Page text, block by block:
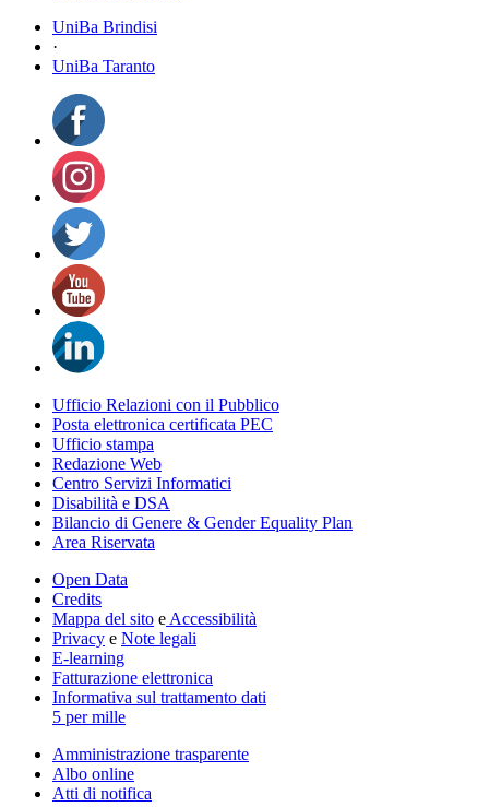
UniBa Brindisi
·
UniBa Taranto
Ufficio Relazioni con il Pubblico
Posta elettronica certificata PEC
Ufficio stampa
Redazione Web
Centro Servizi Informatici
Disabilità e DSA
Bilancio di Genere & Gender Equality Plan
Area Riservata
Open Data
Credits
Mappa del sito e Accessibilità
Privacy e Note legali
E-learning
Fatturazione elettronica
Informativa sul trattamento dati
5 per mille
Amministrazione trasparente
Albo online
Atti di notifica